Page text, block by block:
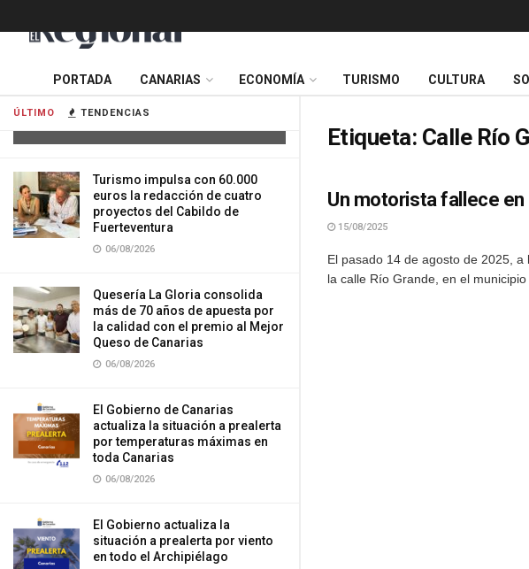
ÚLTIMO TENDENCIAS
la colisión de dos vehículos en
Turismo impulsa con 60.000
euros la redacción de cuatro
proyectos del Cabildo de
Fuerteventura
06/08/2026
Quesería La Gloria consolida
más de 70 años de apuesta por
la calidad con el premio al Mejor
Queso de Canarias
06/08/2026
El Gobierno de Canarias
actualiza la situación a prealerta
por temperaturas máximas en
toda Canarias
06/08/2026
El Gobierno actualiza la
situación a prealerta por viento
en todo el Archipiélago
PORTADA CANARIAS ECONOMÍA TURISMO CULTURA
Etiqueta: Calle Río
Un motorista fallece
15/08/2025
El pasado 14 de agosto de 2025,
la calle Río Grande, en el municipio